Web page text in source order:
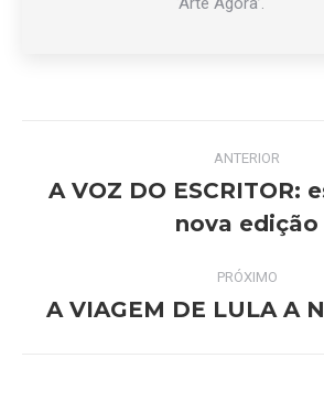
Navegação
de
ANTERIOR
anterior:
A VOZ DO ESCRITOR:
nova edição
PRÓXIMO
Próximo
A VIAGEM DE LULA A